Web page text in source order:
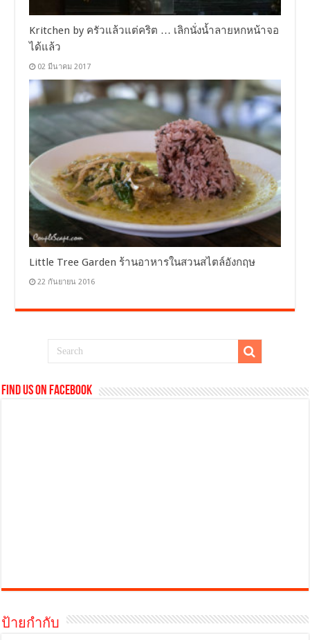
Kritchen by ครัวแล้วแต่คริต … เลิกนั่งน้ำลายหกหน้าจอ
ได้แล้ว
02 มีนาคม 2017
Little Tree Garden ร้านอาหารในสวนสไตล์อังกฤษ
22 กันยายน 2016
Find us on Facebook
ป้ายกำกับ